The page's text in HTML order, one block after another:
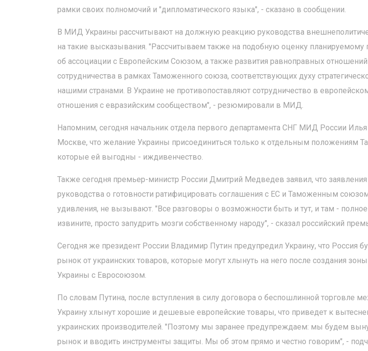
рамки своих полномочий и "дипломатического языка", - сказано в сообщении.
В МИД Украины рассчитывают на должную реакцию руководства
на такие высказывания. "Рассчитываем также на подобную ​​оценку планируемому
об ассоциации с Европейским Союзом, а также развития равноправных
сотрудничества в рамках Таможенного союза, соответствующих духу
нашими странами. В Украине не противопоставляют сотрудничество в
отношения с евразийским сообществом", - резюмировали в МИД.
Напомним, сегодня начальник отдела первого департамента СНГ МИД России
Москве, что желание Украины присоединиться только к отдельным положениям
которые ей выгодны - иждивенчество.
Также сегодня премьер-министр России Дмитрий Медведев заявил, что заявления
руководства о готовности ратифицировать соглашения с ЕС и Таможенным
удивления, не вызывают. "Все разговоры о возможности быть и тут, и там -
извините, просто запудрить мозги собственному народу", - сказал российский
Сегодня же президент России Владимир Путин предупредил Украину, что Россия
рынок от украинских товаров, которые могут хлынуть на него после создания
Украины с Евросоюзом.
По словам Путина, после вступления в силу договора о беспошлинной торговле
Украину хлынут хорошие и дешевые европейские товары, что приведет к
украинских производителей. "Поэтому мы заранее предупреждаем: мы будем
рынок и вводить инструменты защиты. Мы об этом прямо и честно говорим", -